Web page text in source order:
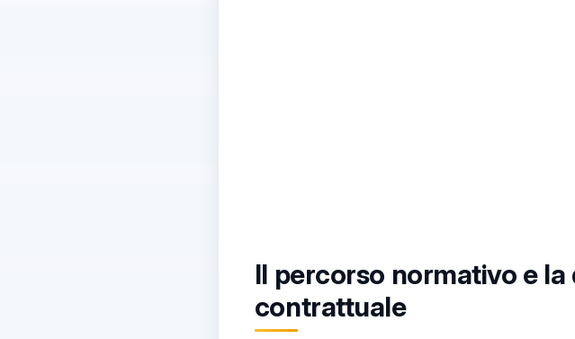
Il percorso normativo e
contrattuale